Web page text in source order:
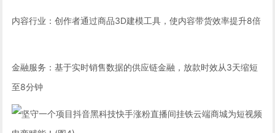
内容行业：创作者通过商品3D建模工具，使内容带货效率提升8倍
金融服务：基于实时销售数据的供应链金融，放款时效从3天缩短
至8分钟